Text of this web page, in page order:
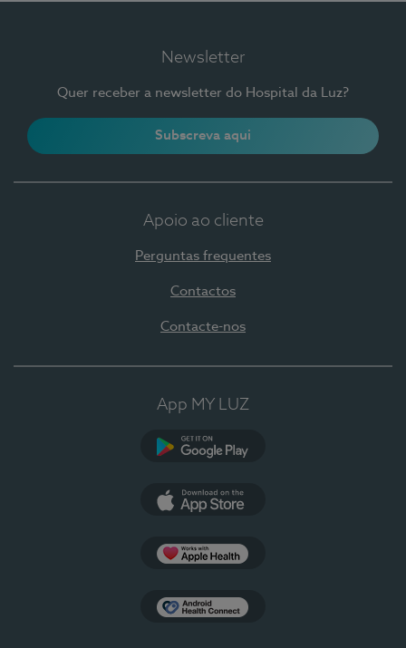
Newsletter
Quer receber a newsletter do Hospital da Luz?
Subscreva aqui
Apoio ao cliente
Perguntas frequentes
Contactos
Contacte-nos
App MY LUZ